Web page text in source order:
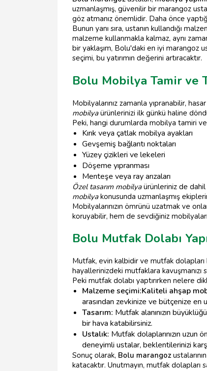
uzmanlaşmış, güvenilir bir marangoz
göz atmanız önemlidir. Daha önce
Bunun yanı sıra, ustanın kullandığı
malzeme kullanmakla kalmaz, aynı
bir yaklaşım, Bolu'daki en iyi marangoz
seçimi, bu yatırımın değerini artıracaktır.
Bolu Mobilya Tamir ve
Mobilyalarınız zamanla yıpranabilir,
mobilyaürünlerinizi ilk günkü haline
Peki, hangi durumlarda mobilya tamiri
Kırık veya çatlak mobilya ayakları
Gevşemiş bağlantı noktaları
Yüzey çizikleri ve lekeleri
Döşeme yıpranması
Menteşe veya ray arızaları
Özel tasarım mobilyaürünleriniz de dahil
mobilyakonusunda uzmanlaşmış
Mobilyalarınızın ömrünü uzatmak ve
koruyabilir, hem de sevdiğiniz
Bolu Mutfak Dolabı
Mutfak, evin kalbidir ve mutfak
hayallerinizdeki mutfaklara kavuşmanızı
Peki mutfak dolabı yaptırırken nelere
Malzeme seçimi:Kaliteli ahşap
arasından zevkinize ve bütçenize en
Tasarım: Mutfak alanınızın
bir hava katabilirsiniz.
Ustalık: Mutfak dolaplarınızın uzun
deneyimli ustalar, beklentilerinizi
Sonuç olarak, Bolu marangoz
katacaktır. Unutmayın, mutfak dolapları